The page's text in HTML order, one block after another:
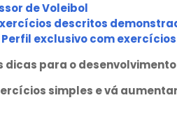
de Voleibol
exercícios descritos
Perfil exclusivo com
para o
simples e vá